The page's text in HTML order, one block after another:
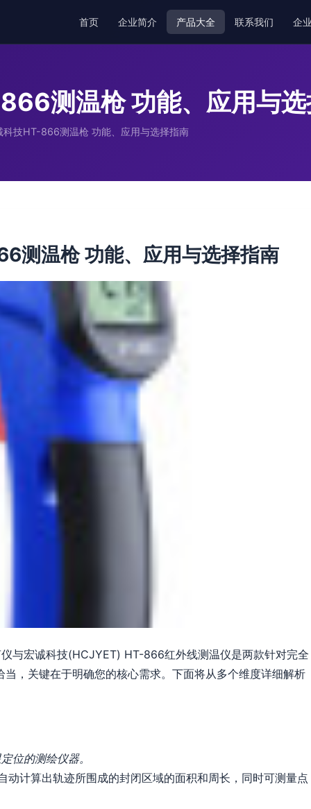
首页 企业简介 产品大全 联系我们 企
测温枪 功能、应用与
技HT-866测温枪 功能、应用与选择指南
测温枪 功能、应用与选择指南
与宏诚科技(HCJYET) HT-866红外线测温仪是两款针对完全
，关键在于明确您的核心需求。下面将从多个维度详细解析
位的测绘仪器。
动计算出轨迹所围成的封闭区域的面积和周长，同时可测量点